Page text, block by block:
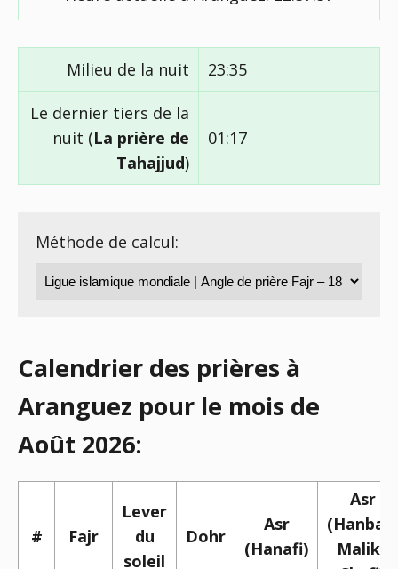
Milieu de la nuit 23:35
Le dernier tiers de la
nuit (La prière de
Tahajjud)
01:17
Méthode de calcul:
Calendrier des prières à
Aranguez pour le mois de
Août 2026:
# Fajr
Lever
du
soleil
Dohr
Asr
(Hanafi)
Asr
(Hanbali,
Maliki,